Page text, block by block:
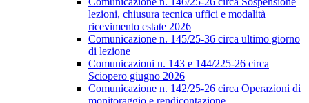
lezioni, chiusura tecnica uffici e modalità
ricevimento estate 2026
Comunicazione n. 145/25-36 circa ultimo giorno
di lezione
Comunicazioni n. 143 e 144/225-26 circa
Sciopero giugno 2026
Comunicazione n. 142/25-26 circa Operazioni di